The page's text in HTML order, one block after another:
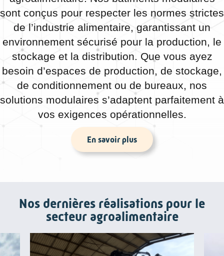
sont conçus pour respecter les normes strictes
de l’industrie alimentaire, garantissant un
environnement sécurisé pour la production, le
stockage et la distribution. Que vous ayez
besoin d’espaces de production, de stockage,
de conditionnement ou de bureaux, nos
solutions modulaires s’adaptent parfaitement à
vos exigences opérationnelles.
En savoir plus
Nos dernières réalisations pour le
secteur agroalimentaire